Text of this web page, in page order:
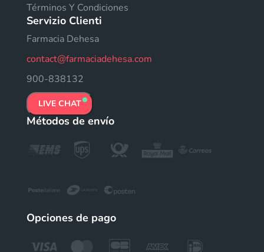
Términos Y Condiciones
Servizio Clienti
Farmacia Dehesa
contact@farmaciadehesa.com
900-838132
LIVE CHAT
Métodos de envío
Opciones de pago